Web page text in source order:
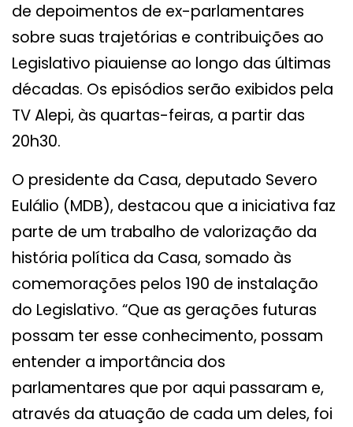
de depoimentos de ex-parlamentares
sobre suas trajetórias e contribuições ao
Legislativo piauiense ao longo das últimas
décadas. Os episódios serão exibidos pela
TV Alepi, às quartas-feiras, a partir das
20h30.
O presidente da Casa, deputado Severo
Eulálio (MDB), destacou que a iniciativa faz
parte de um trabalho de valorização da
história política da Casa, somado às
comemorações pelos 190 de instalação
do Legislativo. “Que as gerações futuras
possam ter esse conhecimento, possam
entender a importância dos
parlamentares que por aqui passaram e,
através da atuação de cada um deles, foi